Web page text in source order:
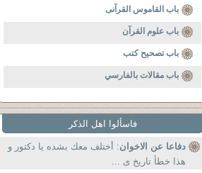
باب القاموس القرآنى
باب علوم القرآن
باب تصحيح كتب
باب مقالات بالفارسي
فاسألوا اهل الذكر
دفاعا عن الاخوان: أختلف معك بشده يا دكتور و
هذا خطأ تاريخ ى ...